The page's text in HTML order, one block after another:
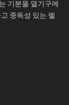
기분을 열기구에
중독성 있는 멜